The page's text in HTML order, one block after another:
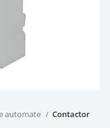
automate Contactor